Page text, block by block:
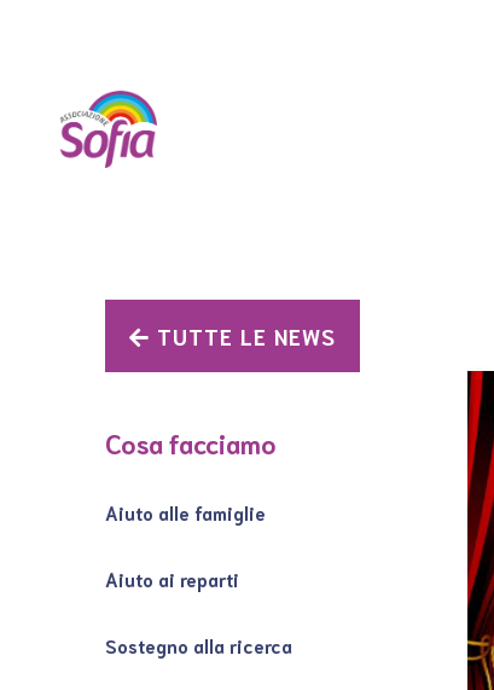
TUTTE LE NEWS
Cosa facciamo
Aiuto alle famiglie
Aiuto ai reparti
Sostegno alla ricerca